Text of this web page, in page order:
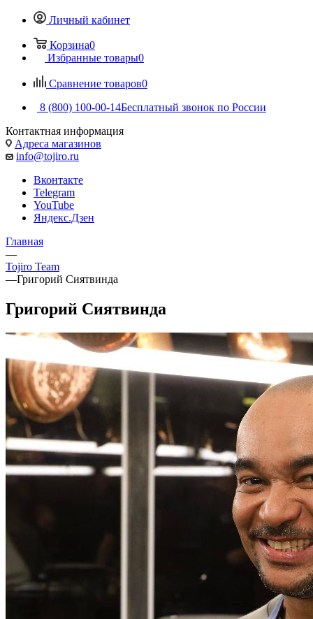
Личный кабинет
Корзина0
Избранные товары0
Сравнение товаров0
8 (800) 100-00-14Бесплатный звонок по России
Контактная информация
Адреса магазинов
info@tojiro.ru
Вконтакте
Telegram
YouTube
Яндекс.Дзен
Главная
—
Tojiro Team
—Григорий Сиятвинда
Григорий Сиятвинда